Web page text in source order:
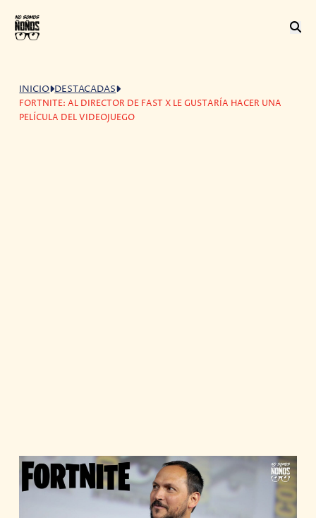
INICIO DESTACADAS
FORTNITE: AL DIRECTOR DE FAST X LE GUSTARÍA HACER UNA
PELÍCULA DEL VIDEOJUEGO